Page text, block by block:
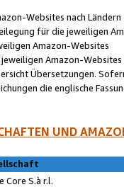
Websites nach Ländern
für die jeweiligen
Amazon-Websites
Amazon-Websites
Übersetzungen.
die englische
UND
Core S.à r.l.